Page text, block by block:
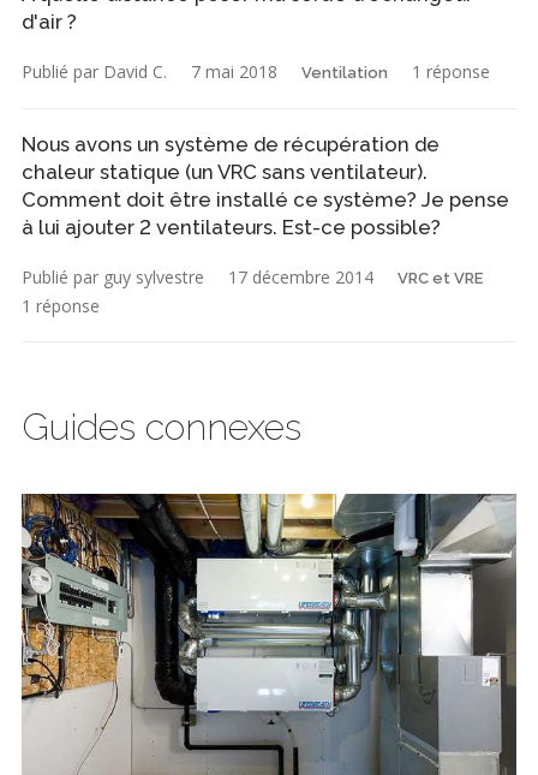
d'air ?
Publié par David C. 7 mai 2018 Ventilation 1 réponse
Nous avons un système de récupération de
chaleur statique (un VRC sans ventilateur).
Comment doit être installé ce système? Je pense
à lui ajouter 2 ventilateurs. Est-ce possible?
Publié par guy sylvestre 17 décembre 2014 VRC et VRE
1 réponse
Guides connexes